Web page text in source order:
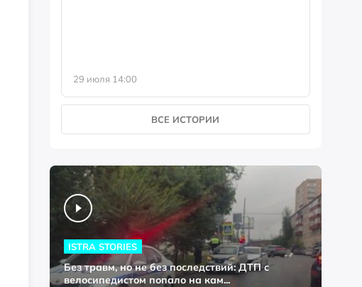
29 июля 14:00
ВСЕ ИСТОРИИ
ISTRA STORIES
Без травм, но не без последствий: ДТП с
велосипедистом попало на кам...